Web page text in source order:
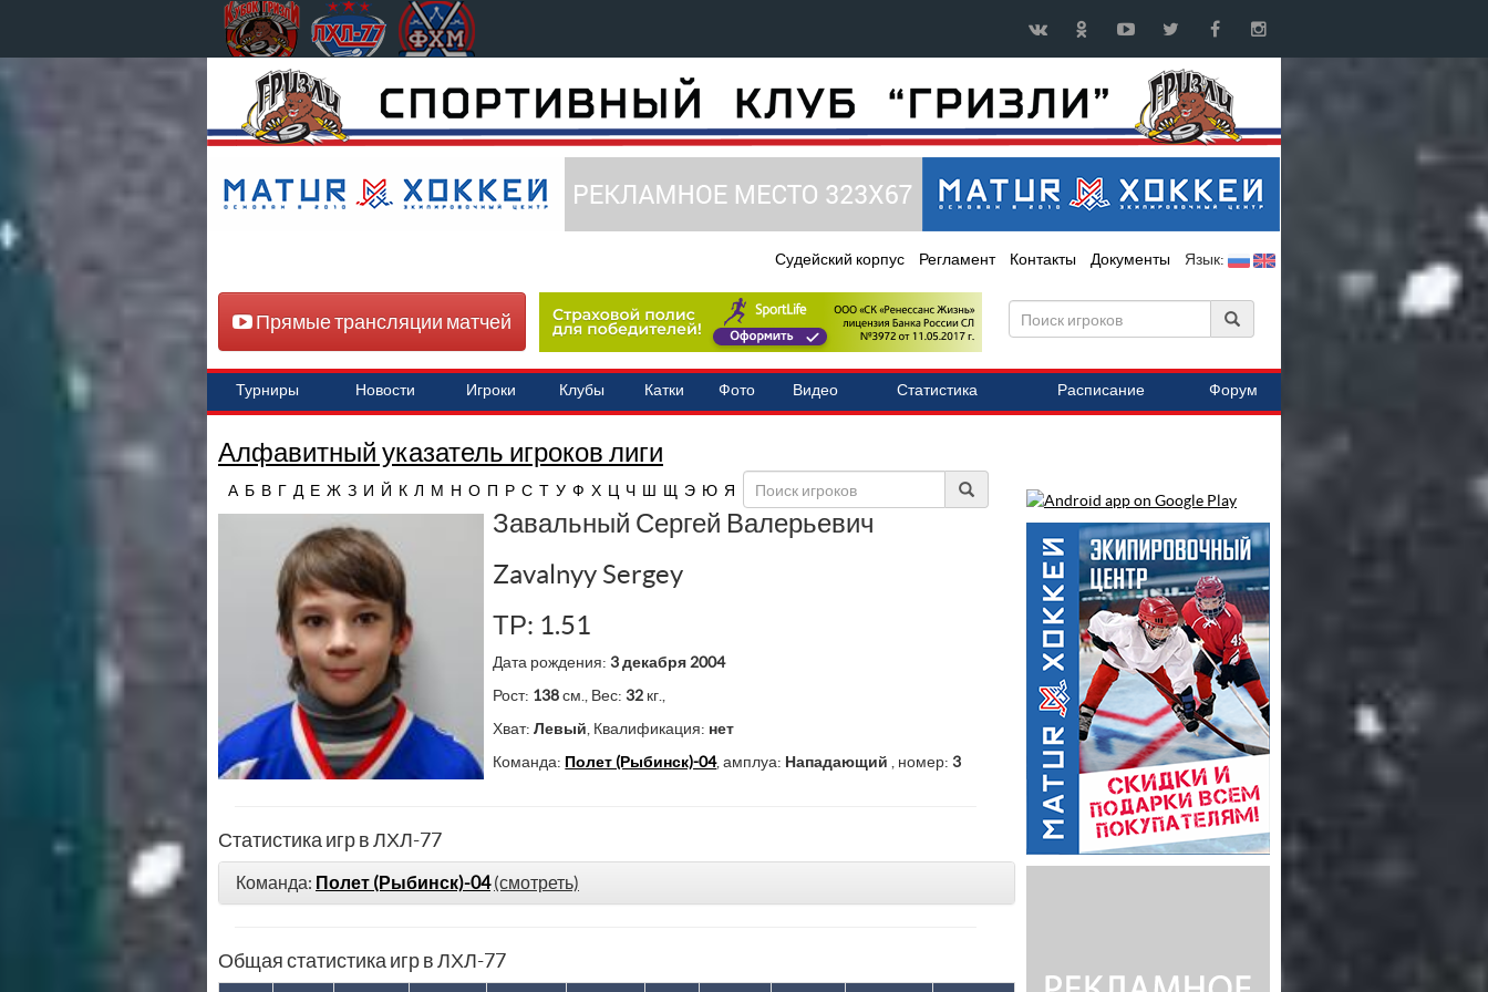
Судейский корпус Регламент Контакты Документы Язык:
Прямые трансляции матчей
Турниры Новости Игроки Клубы Катки Фото Видео Статистика Расписание Форум
Алфавитный указатель игроков лиги
А Б В Г Д Е Ж З И Й К Л М Н О П Р С Т У Ф Х Ц Ч Ш Щ Э Ю Я
Завальный Сергей Валерьевич
Zavalnyy Sergey
ТР: 1.51
Дата рождения: 3 декабря 2004
Рост: 138см., Вес: 32 кг.,
Хват:Левый , Квалификация: нет
Команда: Полет (Рыбинск)-04, амплуа: Нападающий , номер: 3
Статистика игр в ЛХЛ-77
Команда: Полет (Рыбинск)-04 (смотреть)
Общая статистика игр в ЛХЛ-77